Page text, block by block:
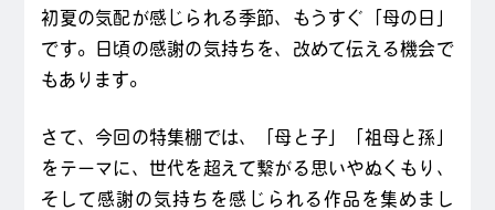
初夏の気配が感じられる季節、もうすぐ「母の日」
です。日頃の感謝の気持ちを、改めて伝える機会で
もあります。
さて、今回の特集棚では、「母と子」「祖母と孫」
をテーマに、世代を超えて繋がる思いやぬくもり、
そして感謝の気持ちを感じられる作品を集めまし